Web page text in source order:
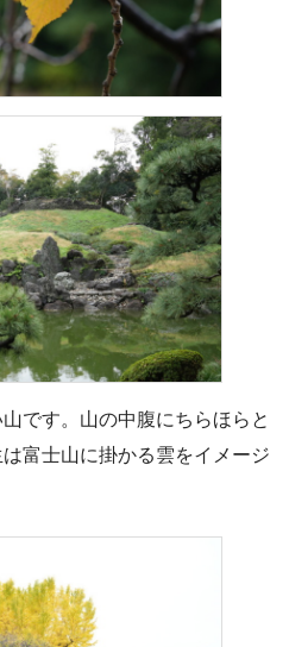
です。山の中腹にちらほらと
富士山に掛かる雲をイメージ